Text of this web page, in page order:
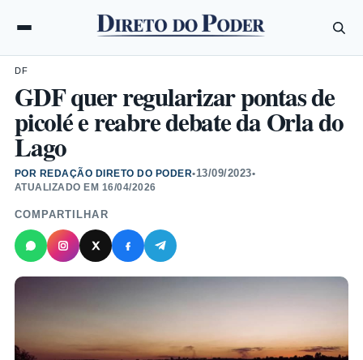
DF
GDF quer regularizar pontas de
picolé e reabre debate da Orla do
Lago
POR REDAÇÃO DIRETO DO PODER•13/09/2023•
ATUALIZADO EM 16/04/2026
COMPARTILHAR